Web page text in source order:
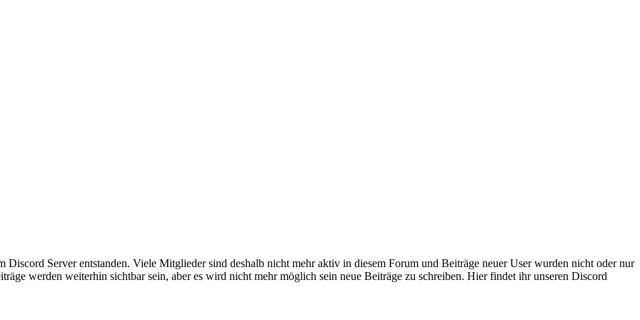
Discord Server entstanden. Viele Mitglieder sind deshalb nicht mehr aktiv in diesem Forum und Beiträge neuer User wurden nicht oder nur
werden weiterhin sichtbar sein, aber es wird nicht mehr möglich sein neue Beiträge zu schreiben. Hier findet ihr unseren Discord